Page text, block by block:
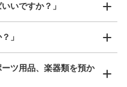
いですか？」
」
ーツ用品、楽器類を預か